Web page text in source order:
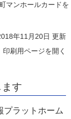
マンホールカードを
年11月20日 更新
印刷用ページを開く
す
ラットホーム